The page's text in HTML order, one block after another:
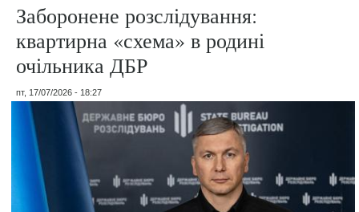
Заборонене розслідування:
квартирна «схема» в родині
очільника ДБР
пт, 17/07/2026 - 18:27